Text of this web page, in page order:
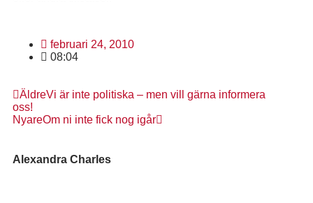
februari 24, 2010
08:04
ÄldreVi är inte politiska – men vill gärna informera
oss!
NyareOm ni inte fick nog igår
Alexandra Charles